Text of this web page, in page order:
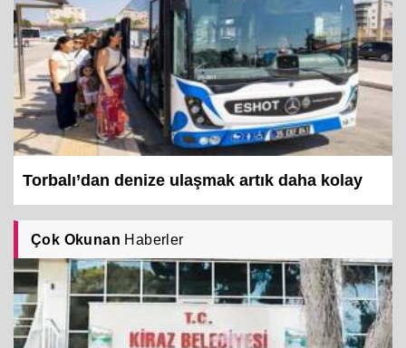
Torbalı’dan denize ulaşmak artık daha kolay
Çok Okunan Haberler